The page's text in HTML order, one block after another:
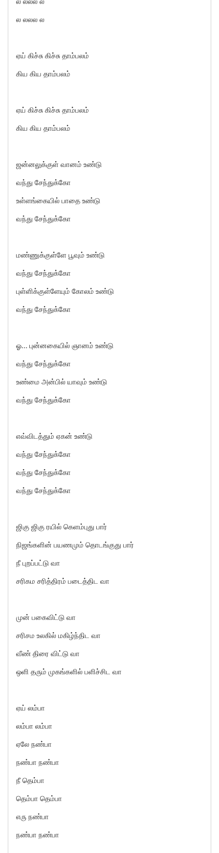
ல லலல ல
ஏய் கிச்சு கிச்சு தாம்பலம்
கிய கிய தாம்பலம்
ஏய் கிச்சு கிச்சு தாம்பலம்
கிய கிய தாம்பலம்
ஜன்னலுக்குள் வானம் உண்டு
வந்து சேந்துக்கோ
உள்ளங்கையில் பாதை உண்டு
வந்து சேந்துக்கோ
மண்ணுக்குள்ளே பூவும் உண்டு
வந்து சேந்துக்கோ
புள்ளிக்குள்ளேயும் கோலம் உண்டு
வந்து சேந்துக்கோ
ஓ… புன்னகையில் ஞானம் உண்டு
வந்து சேந்துக்கோ
உண்மை அன்பில் யாவும் உண்டு
வந்து சேந்துக்கோ
எவ்விடத்தும் ஏகன் உண்டு
வந்து சேந்துக்கோ
வந்து சேந்துக்கோ
வந்து சேந்துக்கோ
ஜிகு ஜிகு ரயில் கெளம்புது பார்
நிஜங்களின் பயணமும் தொடங்குது பார்
நீ புறப்பட்டு வா
சரிகம சரித்திரம் படைத்திட வா
முன் பகைவிட்டு வா
சரிசம உலகில் மகிழ்ந்திட வா
வீண் திரை விட்டு வா
ஒளி தரும் முகங்களில் பளிச்சிட வா
ஏய் லம்பா
லம்பா லம்பா
ஏலே நண்பா
நண்பா நண்பா
நீ தெம்பா
தெம்பா தெம்பா
எரு நண்பா
நண்பா நண்பா